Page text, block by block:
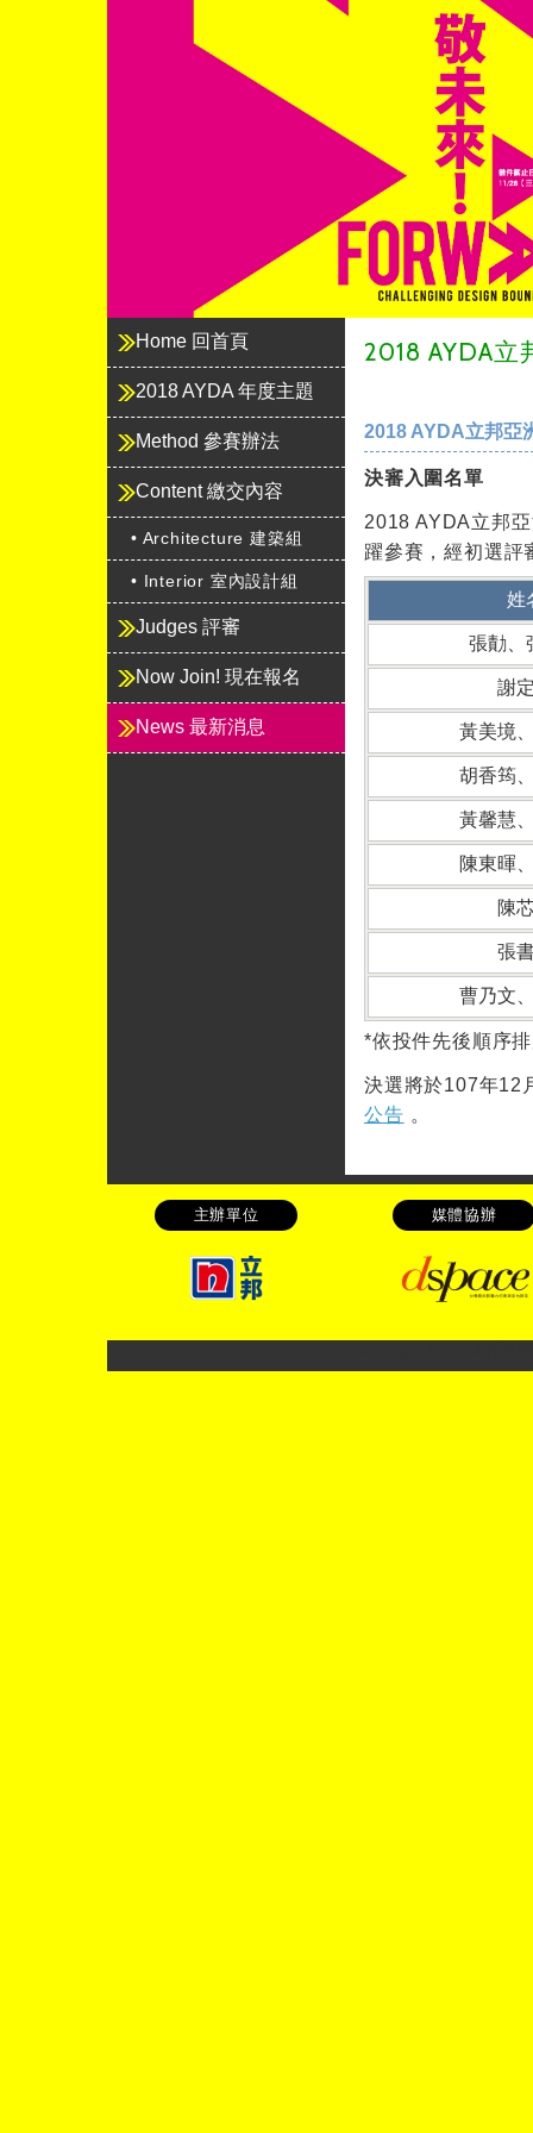
Home 回首頁
2018 AYDA 年度主題
Method 參賽辦法
Content 繳交內容
• Architecture 建築組
• Interior 室內設計組
Judges 評審
Now Join! 現在報名
News 最新消息
2018 AYDA
2018 AYDA立邦亞
決審入圍名單
2018 AYDA立邦
躍參賽，經初選評
姓
張勣、
謝
黃美境
胡香筠
黃馨慧
陳東暉
陳
張
曹乃文
*依投件先後順序
決選將於107年12
公告 。
主辦單位 媒體協辦